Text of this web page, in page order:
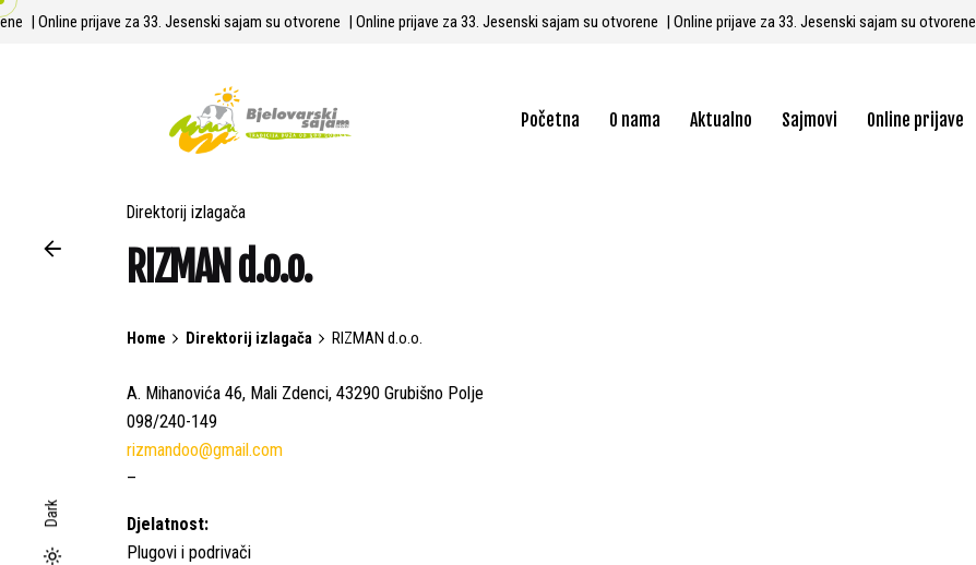
Dark
Skip
| Online prijave za 33. Jesenski sajam su otvorene | Online prijave za 33. Jesenski sajam su otvorene | Online prijave za 33. Jesenski sajam su otvorene
Početna O nama Aktualno Sajmovi Online prijave
Direktorij izlagača
RIZMAN d.o.o.
Home Direktorij izlagača RIZMAN d.o.o.
A. Mihanovića 46, Mali Zdenci, 43290 Grubišno Polje
098/240-149
rizmandoo@gmail.com
–
Djelatnost:
Plugovi i podrivači